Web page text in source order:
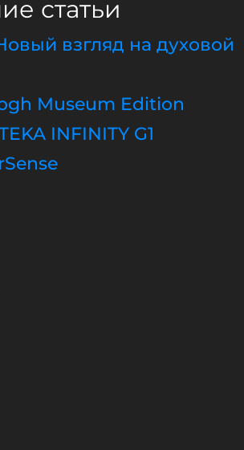
статьи
взгляд на духовой
Museum Edition
INFINITY G1